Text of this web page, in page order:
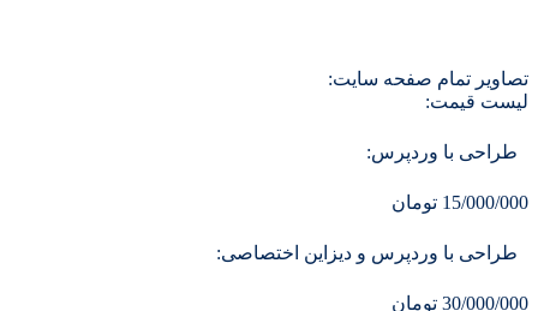
تصاویر تمام صفحه سایت:
لیست قیمت:
طراحی با وردپرس:
15/000/000 تومان
طراحی با وردپرس و دیزاین اختصاصی:
30/000/000 تومان